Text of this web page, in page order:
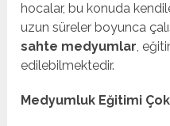
hocalar, bu konuda
uzun süreler boyunca
sahte medyumlar,
edilebilmektedir.
Medyumluk Eğitimi